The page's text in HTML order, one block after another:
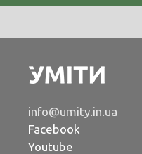
info@umity.in.ua
Facebook
Youtube